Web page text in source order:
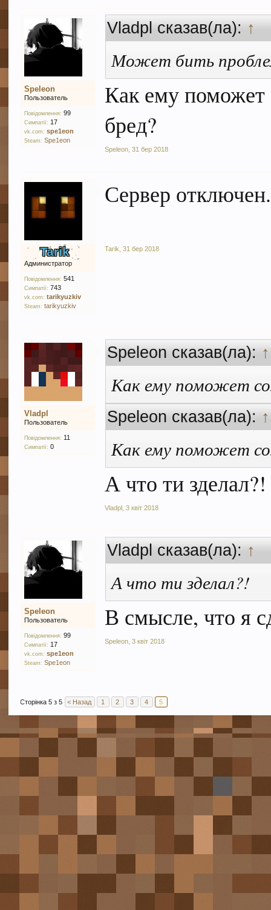
Speleon
Пользователь
Повідомлення: 99
Симпатії: 17
vk.com: spe1eon
Steam: Spe1eon
Vladpl сказав(ла):↑
Может бить
Как ему поможет
бред?
Speleon ,31 бер 2018
Tarik
Администратор
Повідомлення: 541
Симпатії: 743
vk.com: tarikyuzkiv
Steam: tarikyuzkiv
Сервер отключен.
Tarik ,31 бер 2018
Vladpl
Пользователь
Повідомлення: 11
Симпатії: 0
Speleon сказав(ла):↑
Как ему поможет
Speleon сказав(ла):↑
Как ему поможет
А что ти зделал?!
Vladpl ,3 квіт 2018
Speleon
Пользователь
Повідомлення: 99
Симпатії: 17
vk.com: spe1eon
Steam: Spe1eon
Vladpl сказав(ла):↑
А что ти зделал?!
В смысле, что я
Speleon ,3 квіт 2018
Сторінка 5 з 5 < Назад 1 2 3 4 5